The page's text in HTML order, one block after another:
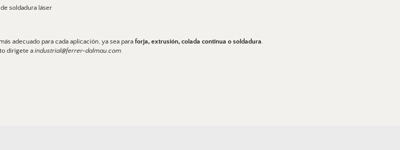
de soldadura láser
más adecuado para cada aplicación, ya sea para forja, extrusión, colada continua o soldadura
dirígete a industrial@ferrer-dalmau.com